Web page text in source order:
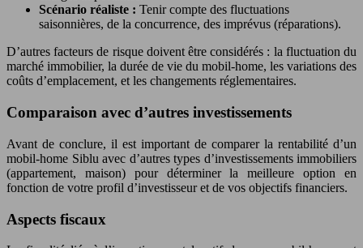
Scénario réaliste : Tenir compte des fluctuations
saisonnières, de la concurrence, des imprévus (réparations).
D’autres facteurs de risque doivent être considérés : la fluctuation du
marché immobilier, la durée de vie du mobil-home, les variations des
coûts d’emplacement, et les changements réglementaires.
Comparaison avec d’autres investissements
Avant de conclure, il est important de comparer la rentabilité d’un
mobil-home Siblu avec d’autres types d’investissements immobiliers
(appartement, maison) pour déterminer la meilleure option en
fonction de votre profil d’investisseur et de vos objectifs financiers.
Aspects fiscaux